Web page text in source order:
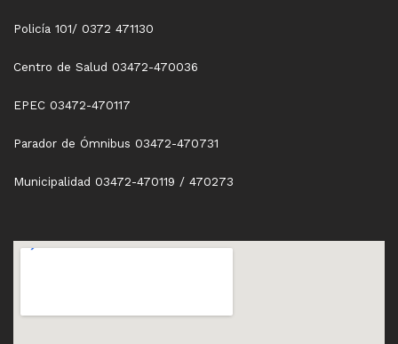
Policía 101/ 0372 471130
Centro de Salud 03472-470036
EPEC 03472-470117
Parador de Ómnibus 03472-470731
Municipalidad 03472-470119 / 470273